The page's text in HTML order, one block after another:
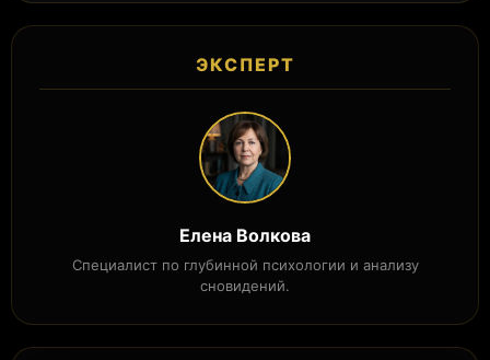
ЭКСПЕРТ
Елена Волкова
Специалист по глубинной психологии и анализу
сновидений.